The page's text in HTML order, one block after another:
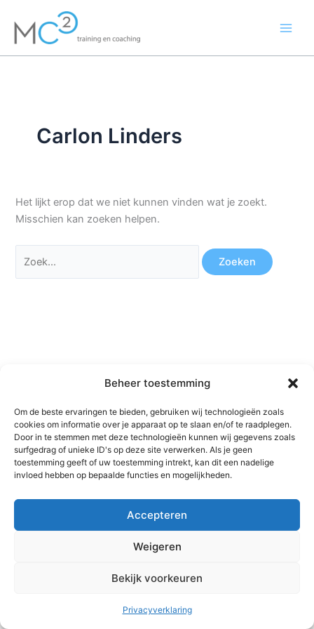
Beheer toestemming
Om de beste ervaringen te bieden, gebruiken wij technologieën zoals
cookies om informatie over je apparaat op te slaan en/of te raadplegen.
Door in te stemmen met deze technologieën kunnen wij gegevens zoals
surfgedrag of unieke ID's op deze site verwerken. Als je geen
toestemming geeft of uw toestemming intrekt, kan dit een nadelige
invloed hebben op bepaalde functies en mogelijkheden.
Accepteren
Weigeren
Bekijk voorkeuren
Privacyverklaring
naar
inhoud
Carlon Linders
Het lijkt erop dat we niet kunnen vinden wat je zoekt.
Misschien kan zoeken helpen.
naar:
Copyright © 2026 MC2 training en coaching | Aangedreven door